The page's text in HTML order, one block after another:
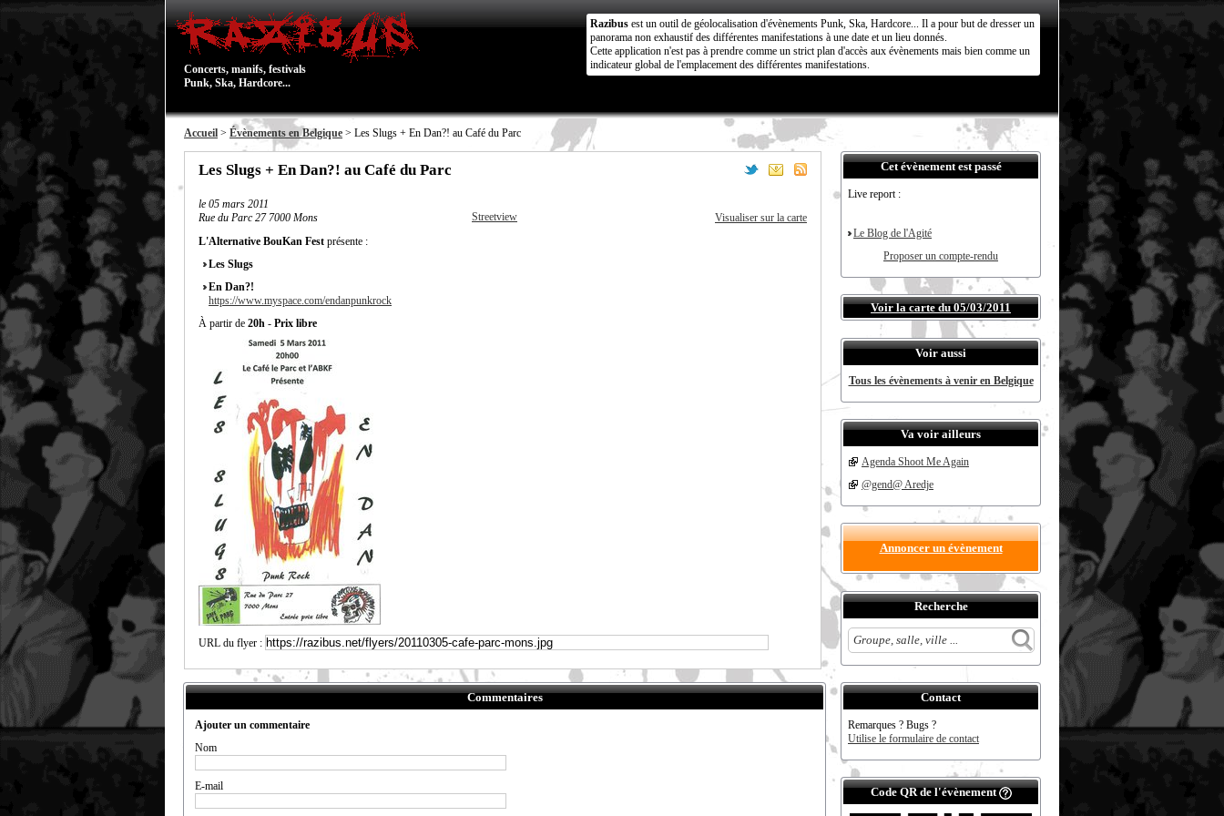
Concerts, manifs, festivals
Punk, Ska, Hardcore...
Razibus est un outil de géolocalisation d'évènements Punk, Ska, Hardcore... Il a pour but de dresser un
panorama non exhaustif des différentes manifestations à une date et un lieu donnés.
Cette application n'est pas à prendre comme un strict plan d'accès aux évènements mais bien comme un
indicateur global de l'emplacement des différentes manifestations.
Accueil > Évènements en Belgique > Les Slugs + En Dan?! au Café du Parc
Les Slugs + En Dan?! au Café du Parc
le 05 mars 2011
Rue du Parc 27 7000 Mons
Streetview
Visualiser sur la carte
L'Alternative BouKan Fest présente :
Les Slugs
En Dan?!
https://www.myspace.com/endanpunkrock
À partir de 20h - Prix libre
URL du flyer :
Commentaires
Ajouter un commentaire
Nom
E-mail
Cet évènement est passé
Live report :
Le Blog de l'Agité
Proposer un compte-rendu
Voir la carte du 05/03/2011
Voir aussi
Tous les évènements à venir en Belgique
Va voir ailleurs
Agenda Shoot Me Again
@gend@ Aredje
Annoncer un évènement
Recherche
Contact
Remarques ? Bugs ?
Utilise le formulaire de contact
Code QR de l'évènement